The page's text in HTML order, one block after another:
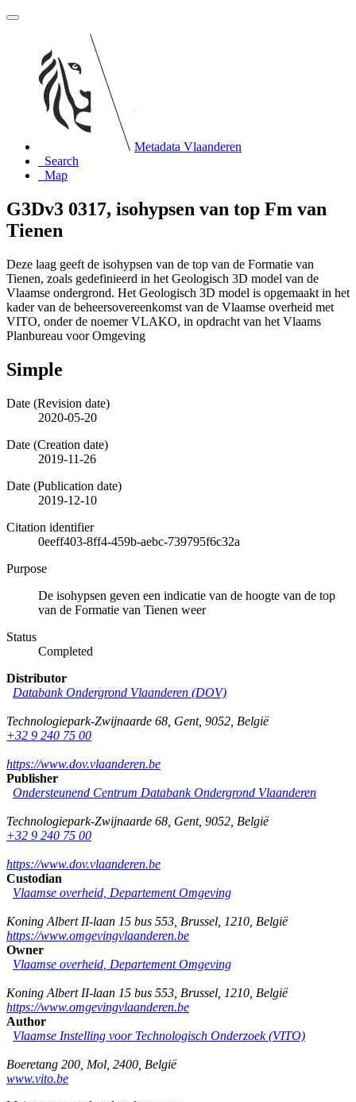
Metadata Vlaanderen
Search
Map
G3Dv3 0317, isohypsen van top Fm van
Tienen
Deze laag geeft de isohypsen van de top van de Formatie van
Tienen, zoals gedefinieerd in het Geologisch 3D model van de
Vlaamse ondergrond. Het Geologisch 3D model is opgemaakt in het
kader van de beheersovereenkomst van de Vlaamse overheid met
VITO, onder de noemer VLAKO, in opdracht van het Vlaams
Planbureau voor Omgeving
Simple
Date (Revision date)
2020-05-20
Date (Creation date)
2019-11-26
Date (Publication date)
2019-12-10
Citation identifier
0eeff403-8ff4-459b-aebc-739795f6c32a
Purpose
De isohypsen geven een indicatie van de hoogte van de top
van de Formatie van Tienen weer
Status
Completed
Distributor
Databank Ondergrond Vlaanderen (DOV)
Technologiepark-Zwijnaarde 68 Gent, 9052 België
+32 9 240 75 00
https://www.dov.vlaanderen.be
Publisher
Ondersteunend Centrum Databank Ondergrond Vlaanderen
Technologiepark-Zwijnaarde 68 Gent, 9052 België
+32 9 240 75 00
https://www.dov.vlaanderen.be
Custodian
Vlaamse overheid, Departement Omgeving
Koning Albert II-laan 15 bus 553 Brussel 1210 België
https://www.omgevingvlaanderen.be
Owner
Vlaamse overheid, Departement Omgeving
Koning Albert II-laan 15 bus 553 Brussel 1210 België
https://www.omgevingvlaanderen.be
Author
Vlaamse Instelling voor Technologisch Onderzoek (VITO)
Boeretang 200 Mol 2400 België
www.vito.be